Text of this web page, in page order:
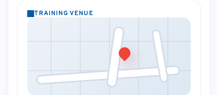
TRAINING VENUE